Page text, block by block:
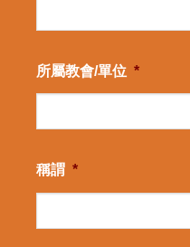
所屬教會/單位 *
稱謂 *